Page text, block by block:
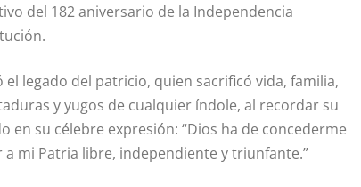
del 182 aniversario de la Independencia
legado del patricio, quien sacrificó vida, familia,
y yugos de cualquier índole, al recordar su
su célebre expresión: “Dios ha de concederme
mi Patria libre, independiente y triunfante.”